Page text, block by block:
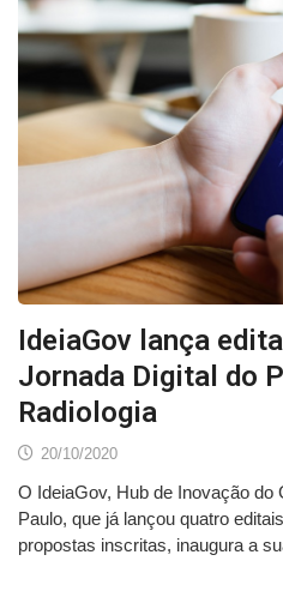
IdeiaGov lança
Jornada Digital do
Radiologia
20/10/2020
O IdeiaGov, Hub de Inovação do
Paulo, que já lançou quatro
propostas inscritas, inaugura a